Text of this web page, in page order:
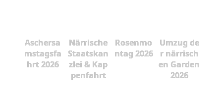
Aschersa
mstagsfa
hrt 2026
Närrische
Staatskan
zlei & Kap
penfahrt
Rosenmo
ntag 2026
Umzug de
r närrisch
en Garden
2026